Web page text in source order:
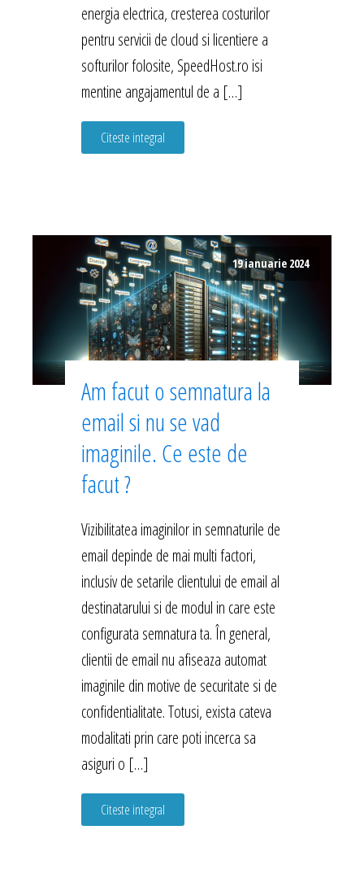
energia electrica, cresterea costurilor
pentru servicii de cloud si licentiere a
softurilor folosite, SpeedHost.ro isi
mentine angajamentul de a […]
Citeste integral
19 ianuarie 2024
Am facut o semnatura la
email si nu se vad
imaginile. Ce este de
facut ?
Vizibilitatea imaginilor in semnaturile de
email depinde de mai multi factori,
inclusiv de setarile clientului de email al
destinatarului si de modul in care este
configurata semnatura ta. În general,
clientii de email nu afiseaza automat
imaginile din motive de securitate si de
confidentialitate. Totusi, exista cateva
modalitati prin care poti incerca sa
asiguri o […]
Citeste integral